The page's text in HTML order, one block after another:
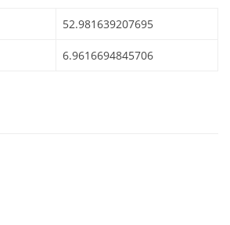
52.981639207695
6.9616694845706